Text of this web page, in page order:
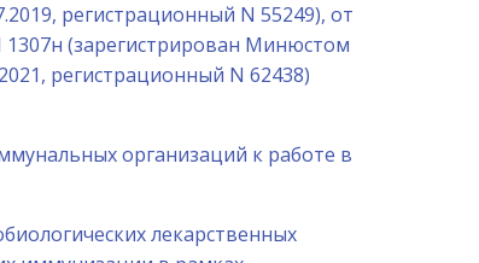
регистрационный N 55249), от
1307н (зарегистрирован Минюстом
регистрационный N 62438)
организаций к работе в
лекарственных